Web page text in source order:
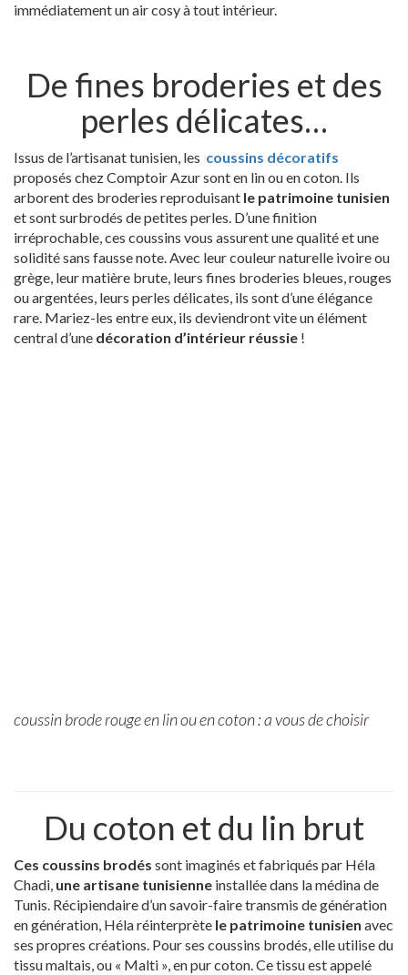
immédiatement un air cosy à tout intérieur.
De fines broderies et des
perles délicates…
Issus de l’artisanat tunisien, les coussins décoratifs
proposés chez Comptoir Azur sont en lin ou en coton. Ils
arborent des broderies reproduisant le patrimoine tunisien
et sont surbrodés de petites perles. D’une finition
irréprochable, ces coussins vous assurent une qualité et une
solidité sans fausse note. Avec leur couleur naturelle ivoire ou
grège, leur matière brute, leurs fines broderies bleues, rouges
ou argentées, leurs perles délicates, ils sont d’une élégance
rare. Mariez-les entre eux, ils deviendront vite un élément
central d’une décoration d’intérieur réussie !
coussin brode rouge en lin ou en coton : a vous de choisir
Du coton et du lin brut
Ces coussins brodés sont imaginés et fabriqués par Héla
Chadi, une artisane tunisienne installée dans la médina de
Tunis. Récipiendaire d’un savoir-faire transmis de génération
en génération, Héla réinterprète le patrimoine tunisien avec
ses propres créations. Pour ses coussins brodés, elle utilise du
tissu maltais, ou « Malti », en pur coton. Ce tissu est appelé